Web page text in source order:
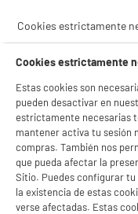
★★★★★
★★★★★
4.5/5 (104)
compare_product
(10"
Mi
Rechazar todas
DEPOT
Con el fin de mejorar tu
y sus socios utilizan cookies
Cookies estrictamente
Cookies estrictamente
Estas cookies son
pueden desactivar en
estrictamente necesarias
mantener activa tu sesión
compras. También nos
que pueda afectar la
Sitio. Puedes configurar
la existencia de estas
verse afectadas. Estas